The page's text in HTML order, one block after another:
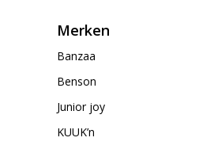
Merken
Banzaa
Benson
Junior joy
KUUK’n